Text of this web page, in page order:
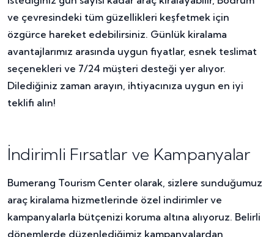
ve çevresindeki tüm güzellikleri keşfetmek için
özgürce hareket edebilirsiniz. Günlük kiralama
avantajlarımız arasında uygun fiyatlar, esnek teslimat
seçenekleri ve 7/24 müşteri desteği yer alıyor.
Dilediğiniz zaman arayın, ihtiyacınıza uygun en iyi
teklifi alın!
İndirimli Fırsatlar ve Kampanyalar
Bumerang Tourism Center olarak, sizlere sunduğumuz
araç kiralama hizmetlerinde özel indirimler ve
kampanyalarla bütçenizi koruma altına alıyoruz. Belirli
dönemlerde düzenlediğimiz kampanyalardan